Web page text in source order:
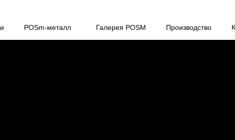
POSm-металл Галерея POSM Производство